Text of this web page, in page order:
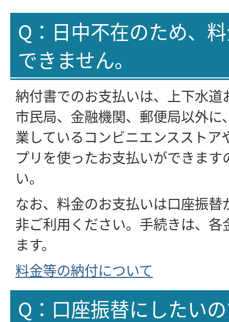
Q：日中不在のため、
できません。
納付書でのお支払いは、上下水
市民局、金融機関、郵便局以外に
業しているコンビニエンスストア
プリを使ったお支払いができま
い。
なお、料金のお支払いは口座振
非ご利用ください。手続きは、
ます。
料金等の納付について
Q：口座振替にしたい